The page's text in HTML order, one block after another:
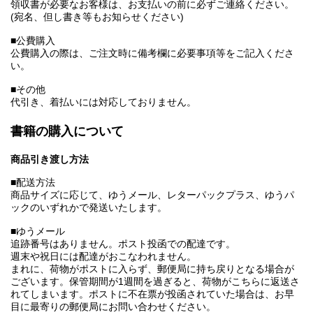
領収書が必要なお客様は、お支払いの前に必ずご連絡ください。
(宛名、但し書き等もお知らせください)
■公費購入
公費購入の際は、ご注文時に備考欄に必要事項等をご記入くださ
い。
■その他
代引き、着払いには対応しておりません。
書籍の購入について
商品引き渡し方法
■配送方法
商品サイズに応じて、ゆうメール、レターパックプラス、ゆうパ
ックのいずれかで発送いたします。
■ゆうメール
追跡番号はありません。ポスト投函での配達です。
週末や祝日には配達がおこなわれません。
まれに、荷物がポストに入らず、郵便局に持ち戻りとなる場合が
ございます。保管期間が1週間を過ぎると、荷物がこちらに返送さ
れてしまいます。ポストに不在票が投函されていた場合は、お早
目に最寄りの郵便局にお問い合わせください。